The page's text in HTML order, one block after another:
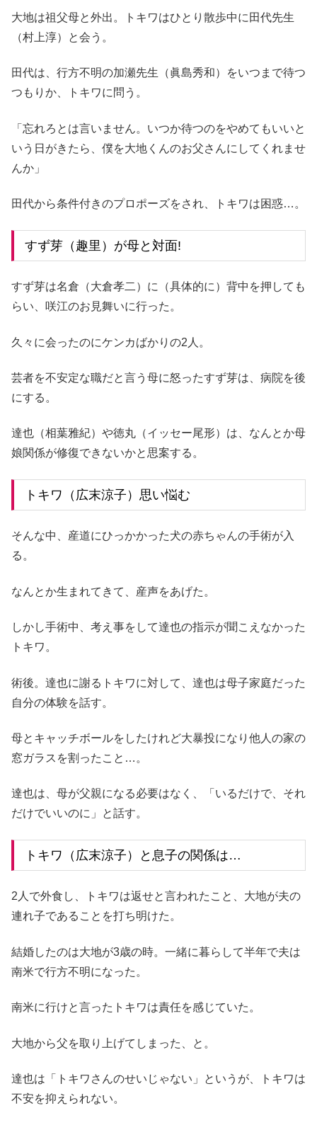
大地は祖父母と外出。トキワはひとり散歩中に田代先生
（村上淳）と会う。
田代は、行方不明の加瀬先生（眞島秀和）をいつまで待つ
つもりか、トキワに問う。
「忘れろとは言いません。いつか待つのをやめてもいいと
いう日がきたら、僕を大地くんのお父さんにしてくれませ
んか」
田代から条件付きのプロポーズをされ、トキワは困惑…。
すず芽（趣里）が母と対面!
すず芽は名倉（大倉孝二）に（具体的に）背中を押しても
らい、咲江のお見舞いに行った。
久々に会ったのにケンカばかりの2人。
芸者を不安定な職だと言う母に怒ったすず芽は、病院を後
にする。
達也（相葉雅紀）や徳丸（イッセー尾形）は、なんとか母
娘関係が修復できないかと思案する。
トキワ（広末涼子）思い悩む
そんな中、産道にひっかかった犬の赤ちゃんの手術が入
る。
なんとか生まれてきて、産声をあげた。
しかし手術中、考え事をして達也の指示が聞こえなかった
トキワ。
術後。達也に謝るトキワに対して、達也は母子家庭だった
自分の体験を話す。
母とキャッチボールをしたけれど大暴投になり他人の家の
窓ガラスを割ったこと…。
達也は、母が父親になる必要はなく、「いるだけで、それ
だけでいいのに」と話す。
トキワ（広末涼子）と息子の関係は…
2人で外食し、トキワは返せと言われたこと、大地が夫の
連れ子であることを打ち明けた。
結婚したのは大地が3歳の時。一緒に暮らして半年で夫は
南米で行方不明になった。
南米に行けと言ったトキワは責任を感じていた。
大地から父を取り上げてしまった、と。
達也は「トキワさんのせいじゃない」というが、トキワは
不安を抑えられない。